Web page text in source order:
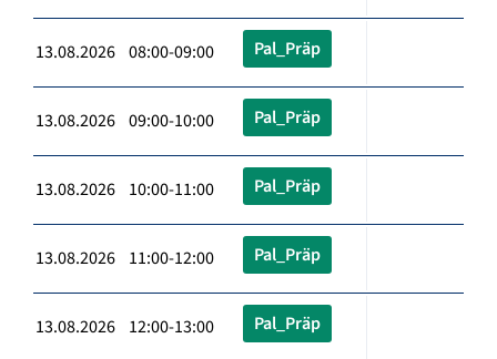
13.08.2026 08:00-09:00 Pal_Präp
13.08.2026 09:00-10:00 Pal_Präp
13.08.2026 10:00-11:00 Pal_Präp
13.08.2026 11:00-12:00 Pal_Präp
13.08.2026 12:00-13:00 Pal_Präp